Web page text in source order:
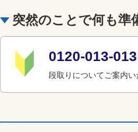
突然のことで何も準
0120-013-
段取りについてご案内